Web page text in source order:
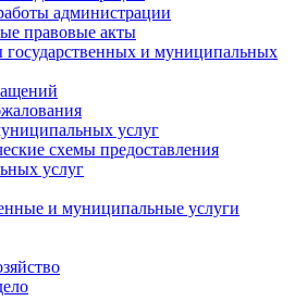
администрации
правовые акты
государственных и муниципальных
услуг
схемы предоставления
услуг
и муниципальные услуги